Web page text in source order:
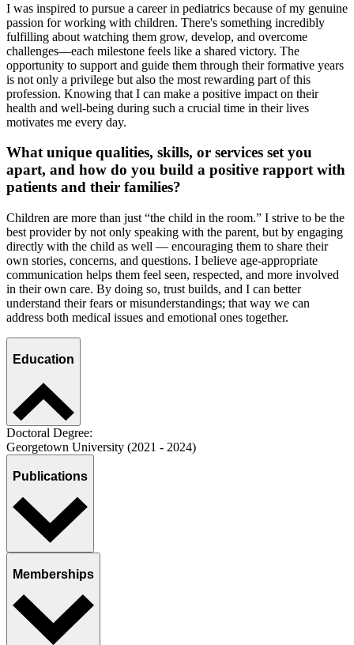
I was inspired to pursue a career in pediatrics because of my genuine
passion for working with children. There's something incredibly
fulfilling about watching them grow, develop, and overcome
challenges—each milestone feels like a shared victory. The
opportunity to support and guide them through their formative years
is not only a privilege but also the most rewarding part of this
profession. Knowing that I can make a positive impact on their
health and well-being during such a crucial time in their lives
motivates me every day.
What unique qualities, skills, or services set you
apart, and how do you build a positive rapport with
patients and their families?
Children are more than just “the child in the room.” I strive to be the
best provider by not only speaking with the parent, but by engaging
directly with the child as well — encouraging them to share their
own stories, concerns, and questions. I believe age‑appropriate
communication helps them feel seen, respected, and more involved
in their own care. By doing so, trust builds, and I can better
understand their fears or misunderstandings; that way we can
address both medical issues and emotional ones together.
Education
Doctoral Degree:
Georgetown University (2021 - 2024)
Publications
Memberships